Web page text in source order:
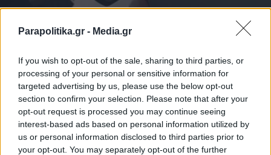
Parapolitika.gr - Media.gr
If you wish to opt-out of the sale, sharing to third parties, or
processing of your personal or sensitive information for
targeted advertising by us, please use the below opt-out
section to confirm your selection. Please note that after your
opt-out request is processed you may continue seeing
interest-based ads based on personal information utilized by
us or personal information disclosed to third parties prior to
your opt-out. You may separately opt-out of the further
PARAPOLITIKA NEWSROOM
Καύσιμα: "Ο κόσμος είναι φοβισμένος,
αναρωτιέται πώς θα τα βγάλει πέρα" - Τι
είπε η Μαρία Ζάγκα στα Παραπολιτικά
90,1 (Ηχητικό)